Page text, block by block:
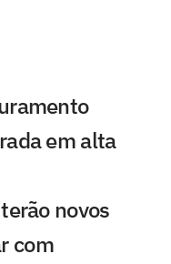
em alta
novos
com